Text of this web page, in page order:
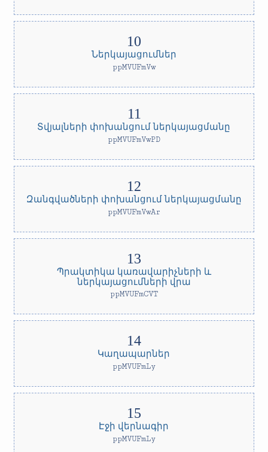
Ներկայացումներ
ppMVUFmVw
Տվյալների փոխանցում ներկայացմանը
ppMVUFmVwPD
Զանգվածների փոխանցում ներկայացմանը
ppMVUFmVwAr
Պրակտիկա կառավարիչների և
ներկայացումների վրա
ppMVUFmCVT
Կաղապարներ
ppMVUFmLy
Էջի վերնագիր
ppMVUFmLy